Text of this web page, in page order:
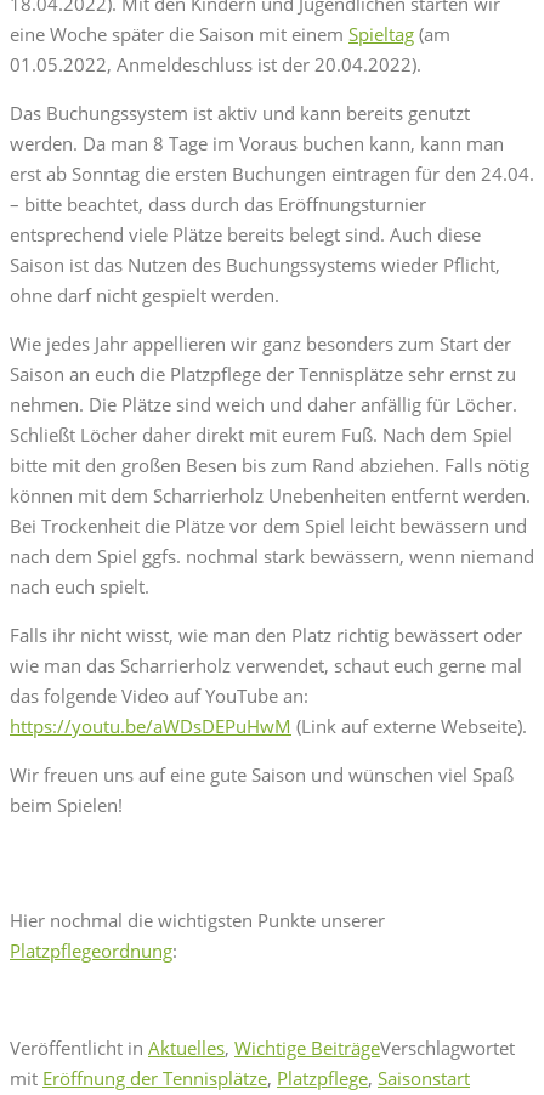
eine Woche später die Saison mit einem Spieltag (am
01.05.2022, Anmeldeschluss ist der 20.04.2022).
Das Buchungssystem ist aktiv und kann bereits genutzt
werden. Da man 8 Tage im Voraus buchen kann, kann man
erst ab Sonntag die ersten Buchungen eintragen für den 24.04.
– bitte beachtet, dass durch das Eröffnungsturnier
entsprechend viele Plätze bereits belegt sind. Auch diese
Saison ist das Nutzen des Buchungssystems wieder Pflicht,
ohne darf nicht gespielt werden.
Wie jedes Jahr appellieren wir ganz besonders zum Start der
Saison an euch die Platzpflege der Tennisplätze sehr ernst zu
nehmen. Die Plätze sind weich und daher anfällig für Löcher.
Schließt Löcher daher direkt mit eurem Fuß. Nach dem Spiel
bitte mit den großen Besen bis zum Rand abziehen. Falls nötig
können mit dem Scharrierholz Unebenheiten entfernt werden.
Bei Trockenheit die Plätze vor dem Spiel leicht bewässern und
nach dem Spiel ggfs. nochmal stark bewässern, wenn niemand
nach euch spielt.
Falls ihr nicht wisst, wie man den Platz richtig bewässert oder
wie man das Scharrierholz verwendet, schaut euch gerne mal
das folgende Video auf YouTube an:
https://youtu.be/aWDsDEPuHwM (Link auf externe Webseite).
Wir freuen uns auf eine gute Saison und wünschen viel Spaß
beim Spielen!
Hier nochmal die wichtigsten Punkte unserer
Platzpflegeordnung:
Veröffentlicht in Aktuelles, Wichtige BeiträgeVerschlagwortet
mit Eröffnung der Tennisplätze, Platzpflege, Saisonstart